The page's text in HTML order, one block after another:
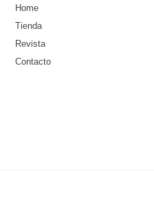
Home
Tienda
Revista
Contacto